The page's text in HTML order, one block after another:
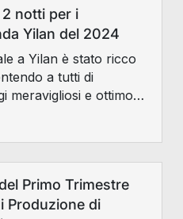
notti per i
Yilan del 2024
a Yilan è stato ricco
a tutti di
meravigliosi e ottimo
Primo Trimestre
Produzione di